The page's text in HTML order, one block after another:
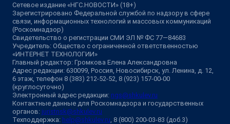
Сетевое издание «НГС.НОВОСТИ» (18+)
Зарегистрировано Федеральной службой по надзору в сфере
связи, информационных технологий и массовых коммуникаций
(Роскомнадзор)
Свидетельство о регистрации СМИ ЭЛ № ФС 77—84683
Учредитель: Общество с ограниченной ответственностью
«ИНТЕРНЕТ ТЕХНОЛОГИИ»
Главный редактор: Громкова Елена Александровна
Адрес редакции: 630099, Россия, Новосибирск, ул. Ленина, д. 12,
6 этаж, телефон 8 (383) 212-52-52, 8 (923) 157-00-00
(круглосуточно)
Электронный адрес редакции: ngs@shkulev.ru
Контактные данные для Роскомнадзора и государственных
органов: juristnsk@shkulev.ru
Техподдержка: help@shkulev.ru , 8 (800) 200-03-83 (доб.3)